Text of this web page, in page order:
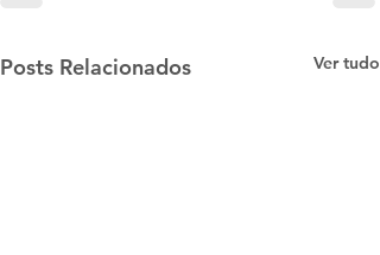
Posts Relacionados Ver tudo